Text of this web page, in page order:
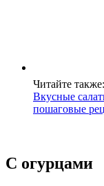
Читайте также:
Вкусные
пошаговые
С огурцами